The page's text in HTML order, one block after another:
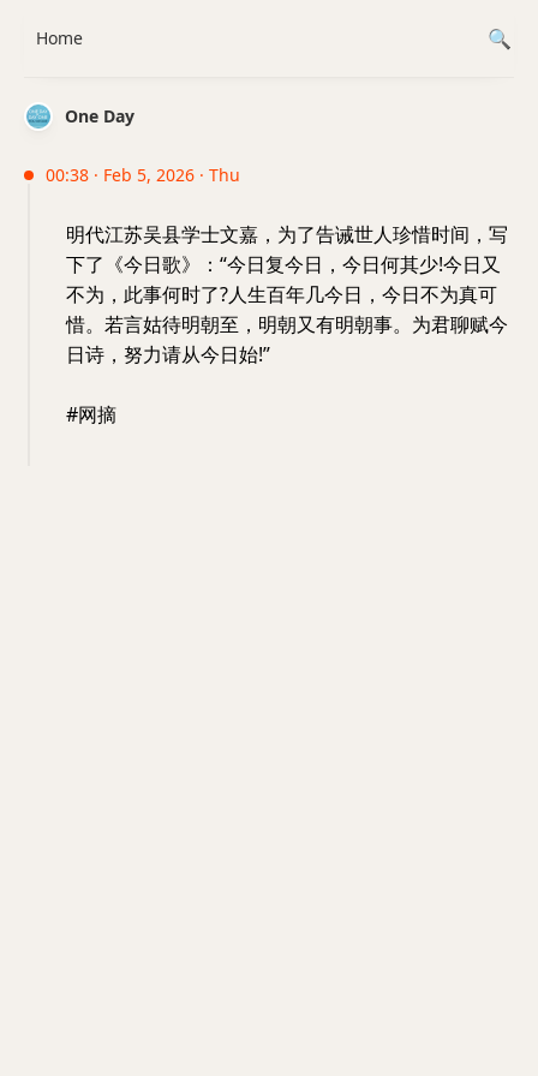
One Day
00:38 · Feb 5, 2026 · Thu
明代江苏吴县学士文嘉，为了告诫世人珍惜时间，写
下了《今日歌》：“今日复今日，今日何其少!今日又
不为，此事何时了?人生百年几今日，今日不为真可
惜。若言姑待明朝至，明朝又有明朝事。为君聊赋今
日诗，努力请从今日始!”
#网摘
Home